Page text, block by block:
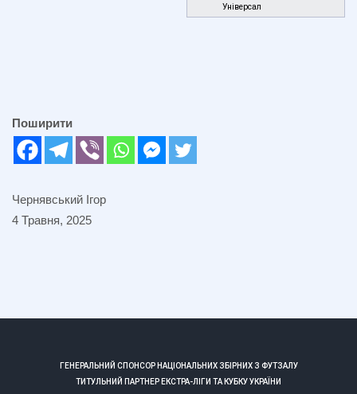
Універсал
Поширити
Чернявський Ігор
4 Травня, 2025
ГЕНЕРАЛЬНИЙ СПОНСОР НАЦІОНАЛЬНИХ ЗБІРНИХ З ФУТЗАЛУ
ТИТУЛЬНИЙ ПАРТНЕР ЕКСТРА-ЛІГИ ТА КУБКУ УКРАЇНИ